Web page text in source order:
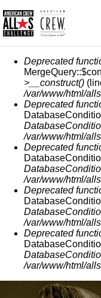
MESSAGGIO
Deprecated
>__construct()
/var/www/html/
Deprecated
/var/www/html/
Deprecated
/var/www/html/
Deprecated
/var/www/html/
Deprecated
/var/www/html/